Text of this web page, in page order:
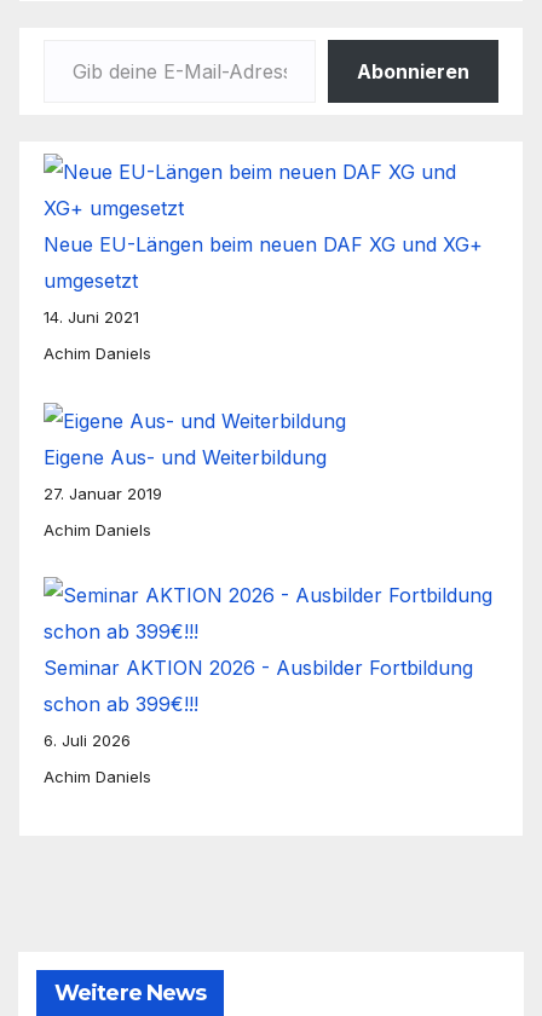
Abonnieren
Neue EU-Längen beim neuen DAF XG und XG+
umgesetzt
14. Juni 2021
Achim Daniels
Eigene Aus- und Weiterbildung
27. Januar 2019
Achim Daniels
Seminar AKTION 2026 - Ausbilder Fortbildung
schon ab 399€!!!
6. Juli 2026
Achim Daniels
Weitere News